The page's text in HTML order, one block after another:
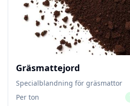
Gräsmattejord
Specialblandning för gräsmattor
Per ton